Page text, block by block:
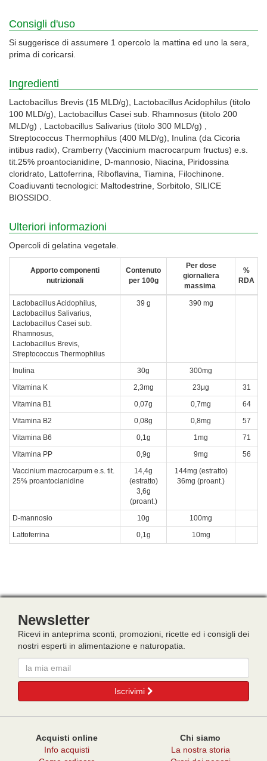
Consigli d'uso
Si suggerisce di assumere 1 opercolo la mattina ed uno la sera,
prima di coricarsi.
Ingredienti
Lactobacillus Brevis (15 MLD/g), Lactobacillus Acidophilus (titolo
100 MLD/g), Lactobacillus Casei sub. Rhamnosus (titolo 200
MLD/g) , Lactobacillus Salivarius (titolo 300 MLD/g) ,
Streptococcus Thermophilus (400 MLD/g), Inulina (da Cicoria
intibus radix), Cramberry (Vaccinium macrocarpum fructus) e.s.
tit.25% proantocianidine, D-mannosio, Niacina, Piridossina
cloridrato, Lattoferrina, Riboflavina, Tiamina, Filochinone.
Coadiuvanti tecnologici: Maltodestrine, Sorbitolo, SILICE
BIOSSIDO.
Ulteriori informazioni
Opercoli di gelatina vegetale.
Apporto componenti
nutrizionali
Contenuto
per 100g
Per dose
giornaliera
massima
%
RDA
Lactobacillus Acidophilus,
Lactobacillus Salivarius,
Lactobacillus Casei sub.
Rhamnosus,
Lactobacillus Brevis,
Streptococcus Thermophilus
39 g 390 mg
Inulina 30g
300mg
Vitamina K
2,3mg 23μg
31
Vitamina B1
0,07g 0,7mg
64
Vitamina B2
0,08g 0,8mg
57
Vitamina B6
0,1g 1mg
71
Vitamina PP
0,9g 9mg
56
Vaccinium macrocarpum e.s. tit.
25% proantocianidine
14,4g
(estratto)
3,6g
(proant.)
144mg (estratto)
36mg (proant.)
D-mannosio 10g
100mg
Lattoferrina
0,1g 10mg
Newsletter
Ricevi in anteprima sconti, promozioni, ricette ed i consigli dei
nostri esperti in alimentazione e naturopatia.
Email
Iscrivimi
Acquisti online
Info acquisti
Chi siamo
La nostra storia